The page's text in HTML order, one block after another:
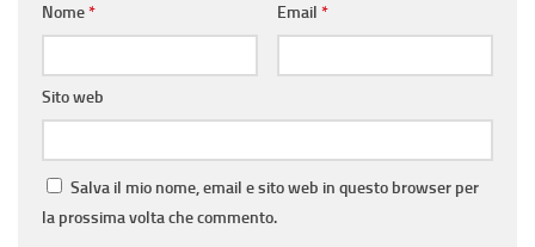
Nome* Email *
Sito web
Salva il mio nome, email e sito web in questo browser per
la prossima volta che commento.